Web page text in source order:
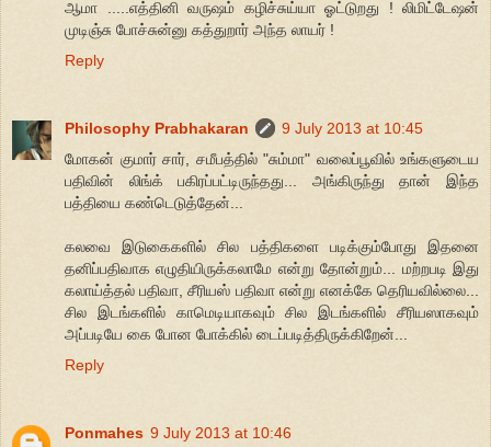
ஆமா .....எத்தினி வருஷம் கழிச்சுய்யா ஓட்டுறது ! லிமிட்டேஷன்
முடிஞ்சு போச்சுன்னு கத்துறார் அந்த லாயர் !
Reply
Philosophy Prabhakaran
9 July 2013 at 10:45
மோகன் குமார் சார், சமீபத்தில் "சும்மா" வலைப்பூவில் உங்களுடைய
பதிவின் லிங்க் பகிரப்பட்டிருந்தது... அங்கிருந்து தான் இந்த
பத்தியை கண்டெடுத்தேன்...
கலவை இடுகைகளில் சில பத்திகளை படிக்கும்போது இதனை
தனிப்பதிவாக எழுதியிருக்கலாமே என்று தோன்றும்... மற்றபடி இது
கலாய்த்தல் பதிவா, சீரியஸ் பதிவா என்று எனக்கே தெரியவில்லை...
சில இடங்களில் காமெடியாகவும் சில இடங்களில் சீரியஸாகவும்
அப்படியே கை போன போக்கில் டைப்படித்திருக்கிறேன்...
Reply
Ponmahes 9 July 2013 at 10:46